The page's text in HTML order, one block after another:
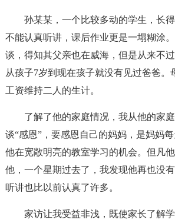
孙某某，一个比较多动的学生，长
不能认真听讲，课后作业更是一塌糊涂
谈，得知其父亲也在威海，但是从来不
从孩子7岁到现在孩子就没有见过爸爸。
工资维持二人的生计。
了解了他的家庭情况，我从他的家
谈“感恩”，要感恩自己的妈妈，是妈妈
他在宽敞明亮的教室学习的机会。但凡
他，一个星期过去了，我发现他再也没
听讲也比以前认真了许多。
家访让我受益非浅，既使家长了解